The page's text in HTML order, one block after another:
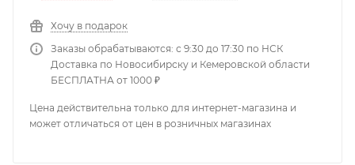
Хочу в подарок
Заказы обрабатываются: с 9:30 до 17:30 по НСК
Доставка по Новосибирску и Кемеровской области
БЕСПЛАТНА от 1000 ₽
Цена действительна только для интернет-магазина и
может отличаться от цен в розничных магазинах